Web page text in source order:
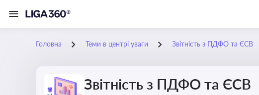
Головна Теми в центрі уваги Звітність з ПДФО та ЄСВ
Звітність з ПДФО та ЄСВ